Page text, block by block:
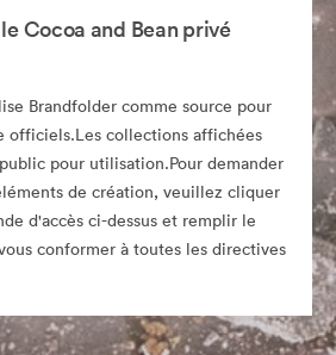
Cocoa and Bean privé
Brandfolder comme source pour
officiels.Les collections affichées
pour utilisation.Pour demander
de création, veuillez cliquer
d'accès ci-dessus et remplir le
conformer à toutes les directives